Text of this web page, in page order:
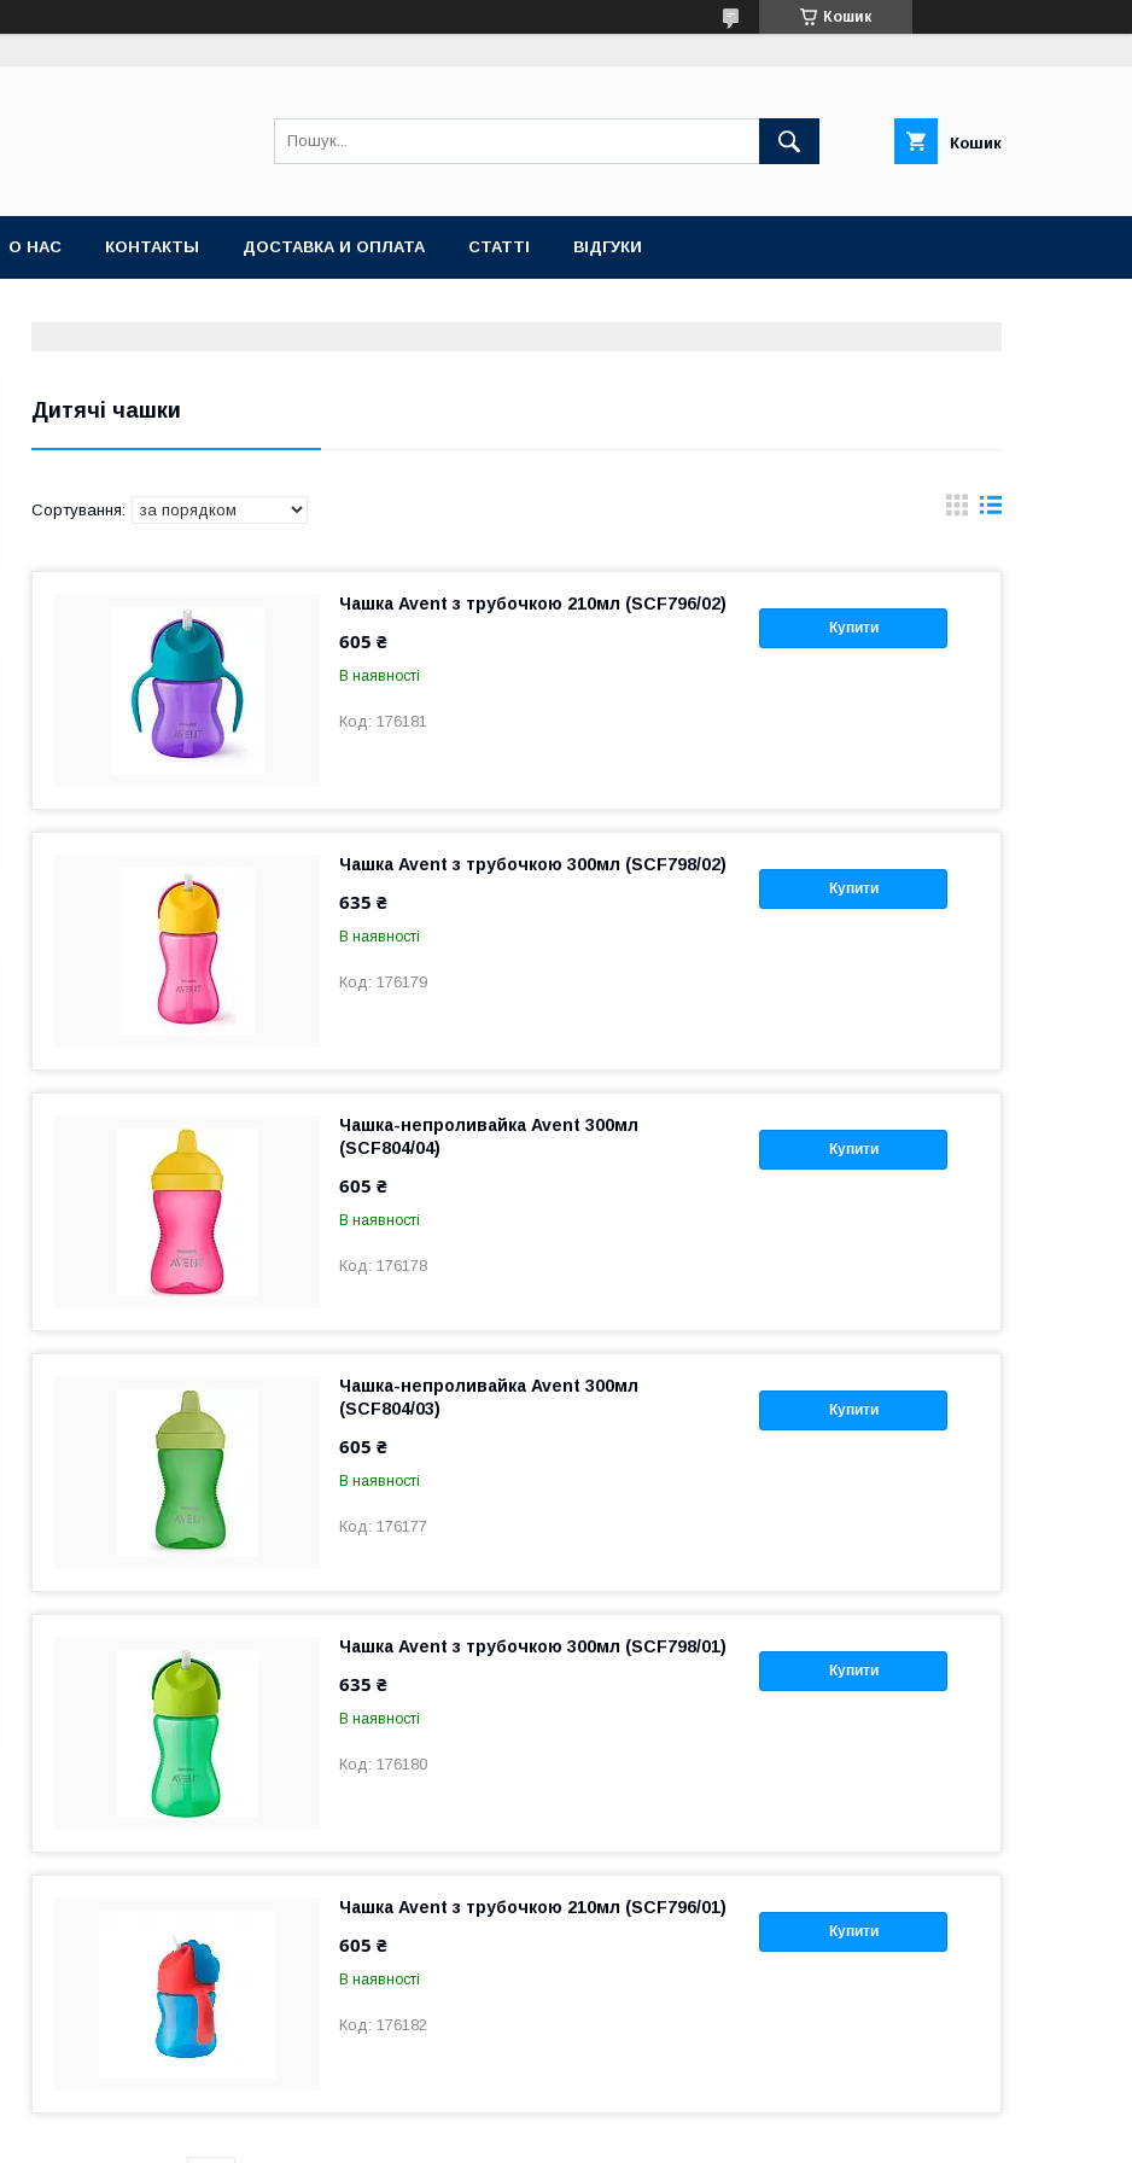
Кошик
Кошик
О НАС КОНТАКТЫ ДОСТАВКА И ОПЛАТА СТАТТІ ВІДГУКИ
Дитячі чашки
Купити
Чашка Avent з трубочкою 210мл (SCF796/02)
605 ₴
В наявності
176181
Купити
Чашка Avent з трубочкою 300мл (SCF798/02)
635 ₴
В наявності
176179
Купити
Чашка-непроливайка Avent 300мл
(SCF804/04)
605 ₴
В наявності
176178
Купити
Чашка-непроливайка Avent 300мл
(SCF804/03)
605 ₴
В наявності
176177
Купити
Чашка Avent з трубочкою 300мл (SCF798/01)
635 ₴
В наявності
176180
Купити
Чашка Avent з трубочкою 210мл (SCF796/01)
605 ₴
В наявності
176182